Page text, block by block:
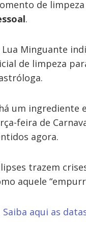
de
.
Lua Minguante
de limpeza
um ingrediente
feira de
agora.
trazem
aquele
Saiba aqui as